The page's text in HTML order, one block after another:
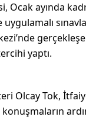
ayında
uygulamalı
yaptı.
Olcay Tok,